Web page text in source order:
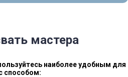
мастера
наиболее удобным для
способом: